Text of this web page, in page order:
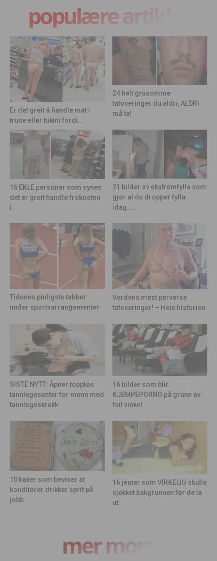
populære artikler
Er det greit å handle mat i
truse eller bikini fordi...
24 helt grusomme
tatoveringer du aldri, ALDRI
må ta!
16 EKLE personer som synes
det er greit handle frokosten
i...
21 bilder av ekstremfylla som
gjør at du dropper fylla
idag.....
Tidenes pinligste tabber
under sportsarrangementer
Verdens mest perverse
tatoveringer! – Hele historien
SISTE NYTT: Åpner toppløs
tannlegesenter for menn med
tannlegeskrekk
16 bilder som blir
KJEMPEPORNO på grunn av
feil vinkel
10 kaker som beviser at
konditorer drikker sprit på
jobb
16 jenter som VIRKELIG skulle
sjekket bakgrunnen før de la
ut...
mer moro